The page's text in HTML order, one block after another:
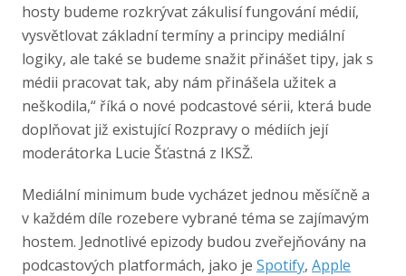
hosty budeme rozkrývat zákulisí fungování médií,
vysvětlovat základní termíny a principy mediální
logiky, ale také se budeme snažit přinášet tipy, jak s
médii pracovat tak, aby nám přinášela užitek a
neškodila,“ říká o nové podcastové sérii, která bude
doplňovat již existující Rozpravy o médiích její
moderátorka Lucie Šťastná z IKSŽ.
Mediální minimum bude vycházet jednou měsíčně a
v každém díle rozebere vybrané téma se zajímavým
hostem. Jednotlivé epizody budou zveřejňovány na
podcastových platformách, jako je Spotify, Apple